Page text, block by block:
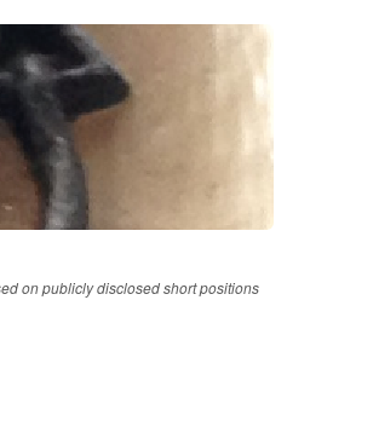
on publicly disclosed short positions